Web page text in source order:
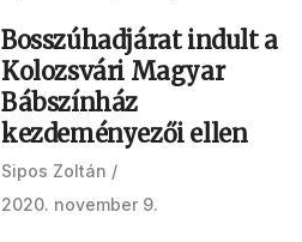
Bosszúhadjárat indult a
Kolozsvári Magyar
Bábszínház
kezdeményezői ellen
Sipos Zoltán
2020. november 9.